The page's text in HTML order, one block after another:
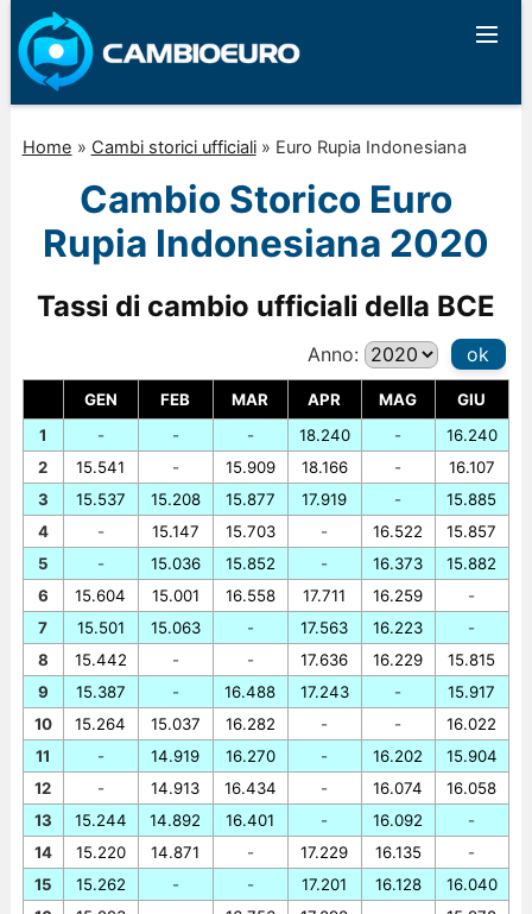
Home » Cambi storici ufficiali» Euro Rupia Indonesiana
Cambio Storico Euro
Rupia Indonesiana 2020
Tassi di cambio ufficiali della BCE
Anno: ok
GEN FEB MAR APR MAG
GIU
1
2
3
4
5
6
7
8
9
10
11
12
13
14
15
-
15.541
15.537
-
-
15.604
15.501
15.442
15.387
15.264
-
-
15.244
15.220
15.262
-
-
15.208
15.147
15.036
15.001
15.063
-
-
15.037
14.919
14.913
14.892
14.871
-
-
15.909
15.877
15.703
15.852
16.558
-
-
16.488
16.282
16.270
16.434
16.401
-
-
18.240
18.166
17.919
-
-
17.711
17.563
17.636
17.243
-
-
-
-
17.229
17.201
-
-
-
16.522
16.373
16.259
16.223
16.229
-
-
16.202
16.074
16.092
16.135
16.128
16.240
16.107
15.885
15.857
15.882
-
-
15.815
15.917
16.022
15.904
16.058
-
-
16.040